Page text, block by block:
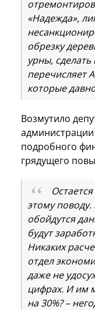
«Надежда»,
обрезку
урны,
перечисляет
которые
Возмутило
администрации
подробного
грядущего
этому
обойдутся
будут
Никаких
отдел
даже не
цифрах. И им
на 30%? –